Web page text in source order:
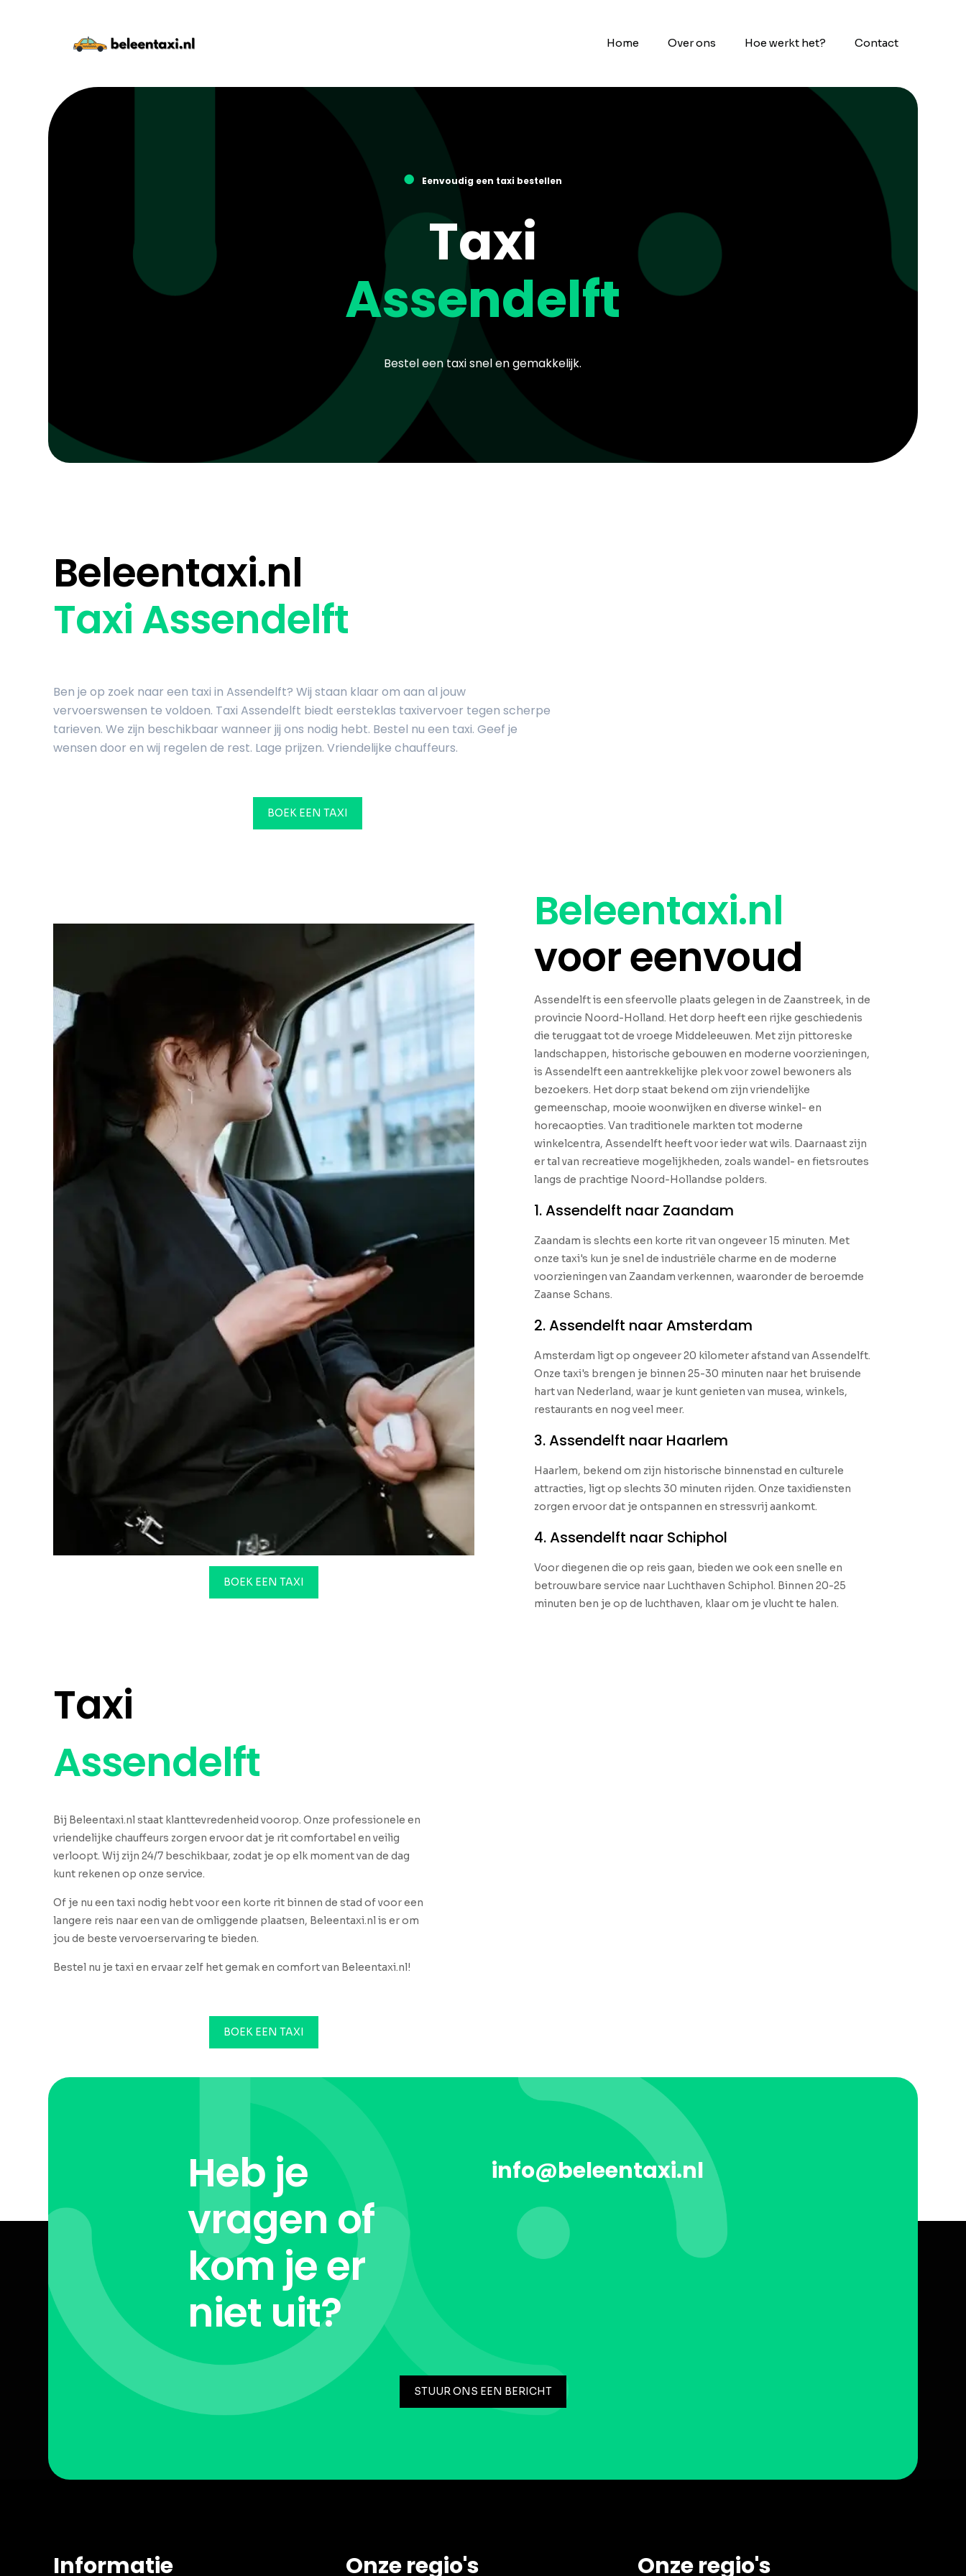
Home Over ons Hoe werkt het? Contact
● Eenvoudig een taxi bestellen
Taxi
Assendelft
Bestel een taxi snel en gemakkelijk.
Beleentaxi.nl
Taxi Assendelft
Ben je op zoek naar een taxi in Assendelft? Wij staan klaar om aan al jouw
vervoerswensen te voldoen. Taxi Assendelft biedt eersteklas taxivervoer tegen scherpe
tarieven. We zijn beschikbaar wanneer jij ons nodig hebt. Bestel nu een taxi. Geef je
wensen door en wij regelen de rest. Lage prijzen. Vriendelijke chauffeurs.
BOEK EEN TAXI
BOEK EEN TAXI
Beleentaxi.nl
voor eenvoud
Assendelft is een sfeervolle plaats gelegen in de Zaanstreek, in de
provincie Noord-Holland. Het dorp heeft een rijke geschiedenis
die teruggaat tot de vroege Middeleeuwen. Met zijn pittoreske
landschappen, historische gebouwen en moderne voorzieningen,
is Assendelft een aantrekkelijke plek voor zowel bewoners als
bezoekers. Het dorp staat bekend om zijn vriendelijke
gemeenschap, mooie woonwijken en diverse winkel- en
horecaopties. Van traditionele markten tot moderne
winkelcentra, Assendelft heeft voor ieder wat wils. Daarnaast zijn
er tal van recreatieve mogelijkheden, zoals wandel- en fietsroutes
langs de prachtige Noord-Hollandse polders.
1. Assendelft naar Zaandam
Zaandam is slechts een korte rit van ongeveer 15 minuten. Met
onze taxi's kun je snel de industriële charme en de moderne
voorzieningen van Zaandam verkennen, waaronder de beroemde
Zaanse Schans.
2. Assendelft naar Amsterdam
Amsterdam ligt op ongeveer 20 kilometer afstand van Assendelft.
Onze taxi's brengen je binnen 25-30 minuten naar het bruisende
hart van Nederland, waar je kunt genieten van musea, winkels,
restaurants en nog veel meer.
3. Assendelft naar Haarlem
Haarlem, bekend om zijn historische binnenstad en culturele
attracties, ligt op slechts 30 minuten rijden. Onze taxidiensten
zorgen ervoor dat je ontspannen en stressvrij aankomt.
4. Assendelft naar Schiphol
Voor diegenen die op reis gaan, bieden we ook een snelle en
betrouwbare service naar Luchthaven Schiphol. Binnen 20-25
minuten ben je op de luchthaven, klaar om je vlucht te halen.
Taxi
Assendelft
Bij Beleentaxi.nl staat klanttevredenheid voorop. Onze professionele en
vriendelijke chauffeurs zorgen ervoor dat je rit comfortabel en veilig
verloopt. Wij zijn 24/7 beschikbaar, zodat je op elk moment van de dag
kunt rekenen op onze service.
Of je nu een taxi nodig hebt voor een korte rit binnen de stad of voor een
langere reis naar een van de omliggende plaatsen, Beleentaxi.nl is er om
jou de beste vervoerservaring te bieden.
Bestel nu je taxi en ervaar zelf het gemak en comfort van Beleentaxi.nl!
BOEK EEN TAXI
Heb je
vragen of
kom je er
niet uit?
info@beleentaxi.nl
STUUR ONS EEN BERICHT
Informatie Onze regio's Onze regio's